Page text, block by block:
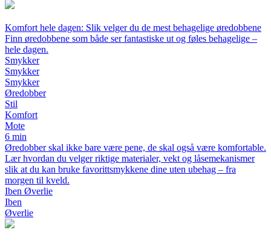
Komfort hele dagen: Slik velger du de mest behagelige øredobbene
Finn øredobbene som både ser fantastiske ut og føles behagelige –
hele dagen.
Smykker
Smykker
Smykker
Øredobber
Stil
Komfort
Mote
6 min
Øredobber skal ikke bare være pene, de skal også være komfortable.
Lær hvordan du velger riktige materialer, vekt og låsemekanismer
slik at du kan bruke favorittsmykkene dine uten ubehag – fra
morgen til kveld.
Iben Øverlie
Iben
Øverlie